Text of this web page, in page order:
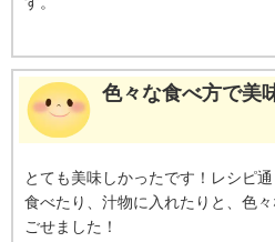
色々な食べ方で美
とても美味しかったです！レシピ
食べたり、汁物に入れたりと、色
ごせました！